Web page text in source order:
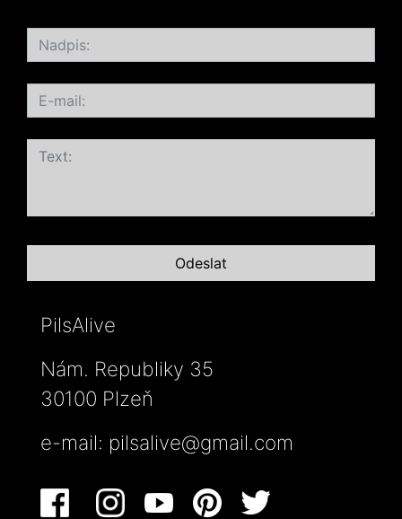
PilsAlive
Nám. Republiky 35
30100 Plzeň
e-mail: pilsalive@gmail.com